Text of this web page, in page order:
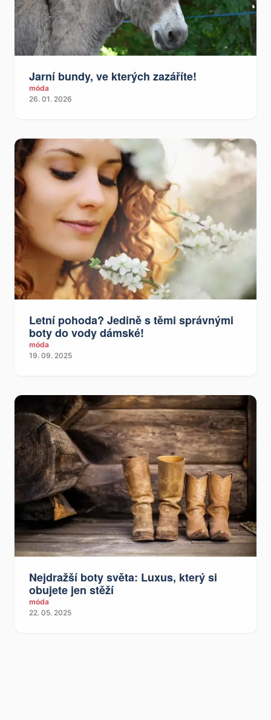
Jarní bundy, ve kterých zazáříte!
móda
26. 01. 2026
Letní pohoda? Jedině s těmi správnými
boty do vody dámské!
móda
19. 09. 2025
Nejdražší boty světa: Luxus, který si
obujete jen stěží
móda
22. 05. 2025